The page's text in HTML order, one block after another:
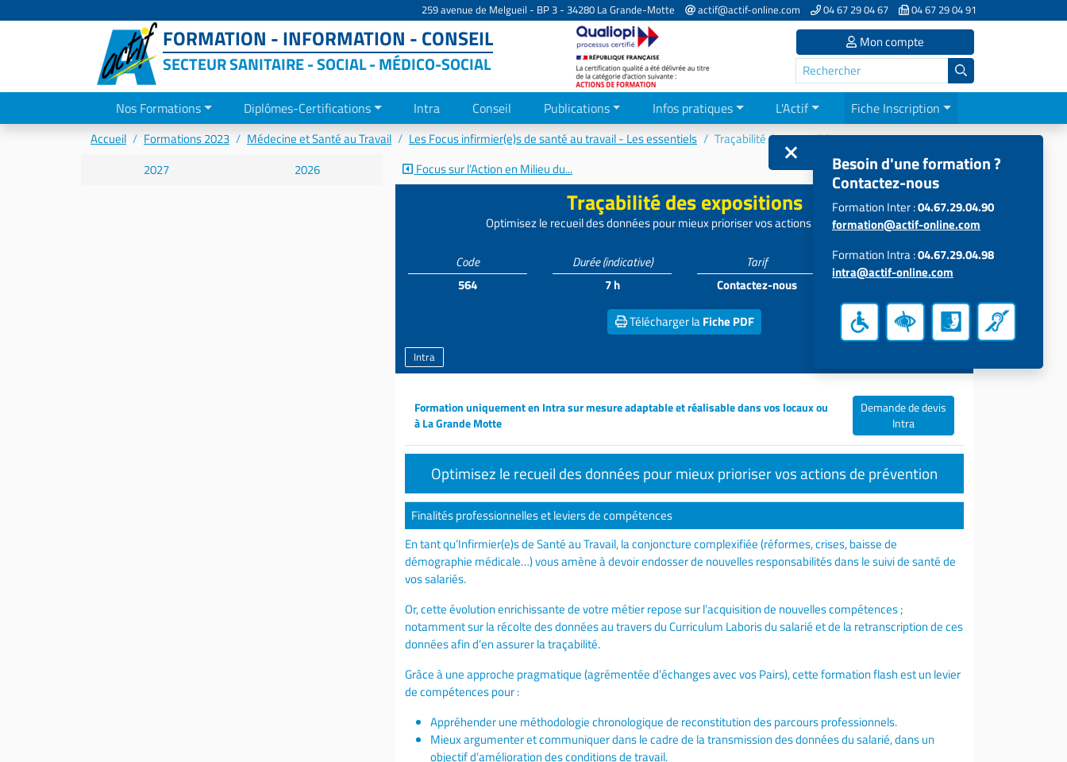
259 avenue de Melgueil - BP 3 - 34280 La Grande-Motte actif@actif-online.com 04 67 29 04 67 04 67 29 04 91
FORMATION - INFORMATION - CONSEIL
SECTEUR SANITAIRE - SOCIAL - MÉDICO-SOCIAL
Mon compte
Nos Formations Diplômes-Certifications Intra Conseil Publications Infos pratiques L'Actif Fiche Inscription
Accueil Formations 2023 Médecine et Santé au Travail Les Focus infirmier(e)s de santé au travail - Les essentiels
Traçabilité des expositions
2027
2026 Focus sur l’Action en Milieu du...
Traçabilité des expositions
Optimisez le recueil des données pour mieux prioriser vos actions de prévention
Code
564
Durée(indicative)
7 h
Tarif
Contactez-nous
Participants
Télécharger laFiche PDF
Intra
Formation uniquement en Intra sur mesure adaptable et réalisable dans vos locaux ou
à La Grande Motte
Demande de devis
Intra
Optimisez le recueil des données pour mieux prioriser vos actions de prévention
Finalités professionnelles et leviers de compétences
En tant qu’Infirmier(e)s de Santé au Travail, la conjoncture complexifiée (réformes, crises, baisse de
démographie médicale…) vous amène à devoir endosser de nouvelles responsabilités dans le suivi de santé de
vos salariés.
Or, cette évolution enrichissante de votre métier repose sur l’acquisition de nouvelles compétences ;
notamment sur la récolte des données au travers du Curriculum Laboris du salarié et de la retranscription de ces
données afin d’en assurer la traçabilité.
Grâce à une approche pragmatique (agrémentée d’échanges avec vos Pairs), cette formation flash est un levier
de compétences pour :
Appréhender une méthodologie chronologique de reconstitution des parcours professionnels.
Mieux argumenter et communiquer dans le cadre de la transmission des données du salarié, dans un
objectif d’amélioration des conditions de travail.
Besoin d'une formation ?
Contactez-nous
Formation Inter :04.67.29.04.90
formation@actif-online.com
Formation Intra :04.67.29.04.98
intra@actif-online.com